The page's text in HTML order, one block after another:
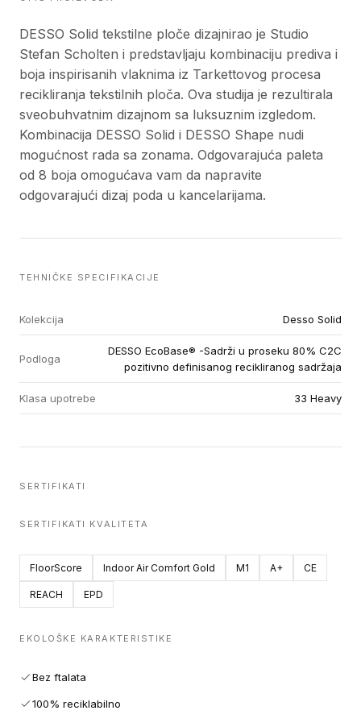
DESSO Solid tekstilne ploče dizajnirao je Studio
Stefan Scholten i predstavljaju kombinaciju prediva i
boja inspirisanih vlaknima iz Tarkettovog procesa
recikliranja tekstilnih ploča. Ova studija je rezultirala
sveobuhvatnim dizajnom sa luksuznim izgledom.
Kombinacija DESSO Solid i DESSO Shape nudi
mogućnost rada sa zonama. Odgovarajuća paleta
od 8 boja omogućava vam da napravite
odgovarajući dizaj poda u kancelarijama.
TEHNIČKE SPECIFIKACIJE
Kolekcija Desso Solid
Podloga
DESSO EcoBase® -Sadrži u proseku 80% C2C
pozitivno definisanog recikliranog sadržaja
Klasa upotrebe 33 Heavy
SERTIFIKATI
SERTIFIKATI KVALITETA
FloorScore Indoor Air Comfort Gold M1 A+ CE
REACH EPD
EKOLOŠKE KARAKTERISTIKE
Bez ftalata
100% reciklabilno